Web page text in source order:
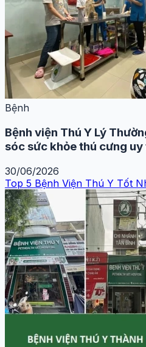
Bệnh
Bệnh viện Thú Y Lý
sóc sức khỏe thú cưng uy
30/06/2026
Top 5 Bệnh Viện Thú Y Tốt